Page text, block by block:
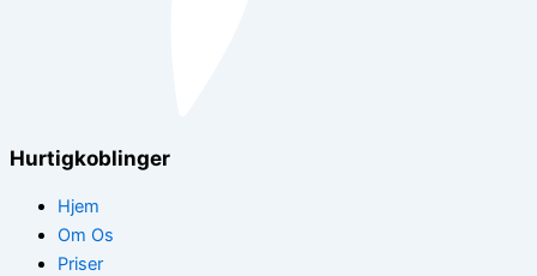
Hurtigkoblinger
Hjem
Om Os
Priser